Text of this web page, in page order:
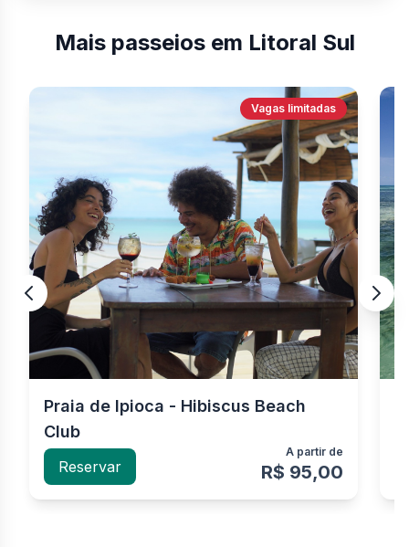
Mais passeios em Litoral Sul
Vagas limitadas
Praia de Ipioca - Hibiscus Beach
Club
Reservar
A partir de
R$ 95,00